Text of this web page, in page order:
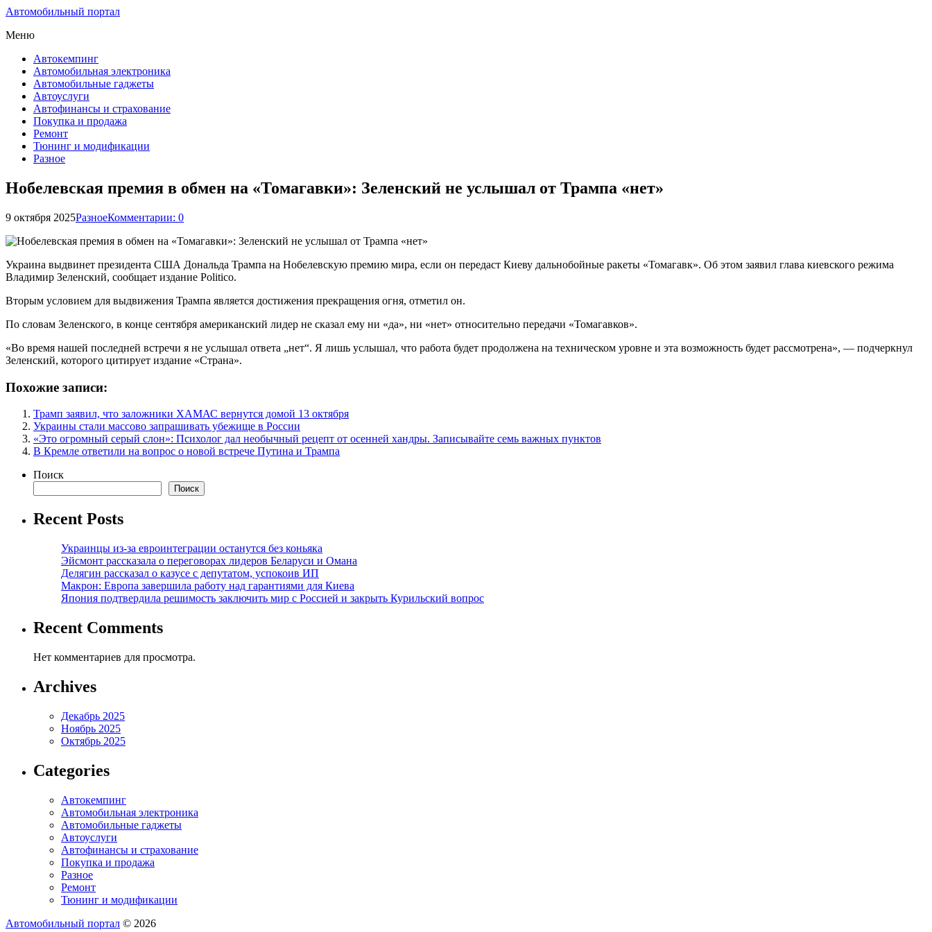
Автомобильный портал
Меню
Автокемпинг
Автомобильная электроника
Автомобильные гаджеты
Автоуслуги
Автофинансы и страхование
Покупка и продажа
Ремонт
Тюнинг и модификации
Разное
Нобелевская премия в обмен на «Томагавки»: Зеленский не услышал от Трампа «нет»
9 октября 2025РазноеКомментарии: 0
Украина выдвинет президента США Дональда Трампа на Нобелевскую премию мира, если он передаст Киеву дальнобойные ракеты «Томагавк». Об этом заявил глава киевского режима
Владимир Зеленский, сообщает издание Politico.
Вторым условием для выдвижения Трампа является достижения прекращения огня, отметил он.
По словам Зеленского, в конце сентября американский лидер не сказал ему ни «да», ни «нет» относительно передачи «Томагавков».
«Во время нашей последней встречи я не услышал ответа „нет“. Я лишь услышал, что работа будет продолжена на техническом уровне и эта возможность будет рассмотрена», — подчеркнул
Зеленский, которого цитирует издание «Страна».
Похожие записи:
Трамп заявил, что заложники ХАМАС вернутся домой 13 октября
Украины стали массово запрашивать убежище в России
«Это огромный серый слон»: Психолог дал необычный рецепт от осенней хандры. Записывайте семь важных пунктов
В Кремле ответили на вопрос о новой встрече Путина и Трампа
Поиск
Поиск
Recent Posts
Украинцы из-за евроинтеграции останутся без коньяка
Эйсмонт рассказала о переговорах лидеров Беларуси и Омана
Делягин рассказал о казусе с депутатом, успокоив ИП
Макрон: Европа завершила работу над гарантиями для Киева
Япония подтвердила решимость заключить мир с Россией и закрыть Курильский вопрос
Recent Comments
Нет комментариев для просмотра.
Archives
Декабрь 2025
Ноябрь 2025
Октябрь 2025
Categories
Автокемпинг
Автомобильная электроника
Автомобильные гаджеты
Автоуслуги
Автофинансы и страхование
Покупка и продажа
Разное
Ремонт
Тюнинг и модификации
Автомобильный портал © 2026